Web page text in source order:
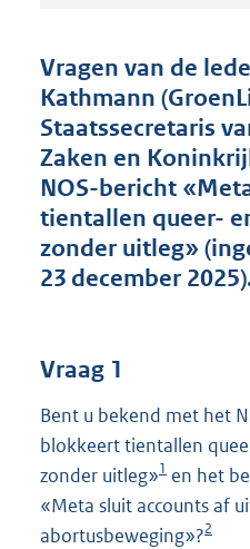
Vragen van de
Kathmann
Staatssecretaris
Zaken en
NOS-bericht
tientallen queer-
zonder uitleg»
23 december
Vraag 1
Bent u bekend met het
blokkeert tientallen
zonder uitleg»1 en het
«Meta sluit accounts af
abortusbeweging»?2